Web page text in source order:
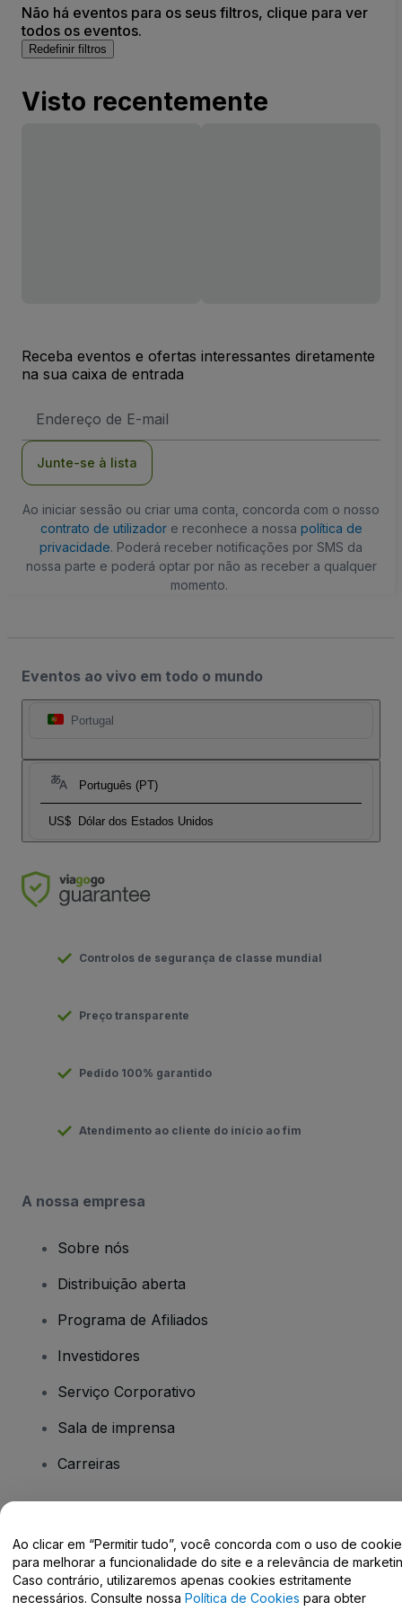
Não há eventos para os seus filtros, clique para ver
todos os eventos.
Redefinir filtros
Visto recentemente
Receba eventos e ofertas interessantes diretamente
na sua caixa de entrada
de
Junte-se à lista
Ao iniciar sessão ou criar uma conta, concorda com o nosso
contrato de utilizadore reconhece a nossa política de
privacidade. Poderá receber notificações por SMS da
nossa parte e poderá optar por não as receber a qualquer
momento.
Eventos ao vivo em todo o mundo
Portugal
Português (PT)
US$ Dólar dos Estados Unidos
Controlos de segurança de classe mundial
Preço transparente
Pedido 100% garantido
Atendimento ao cliente do início ao fim
A nossa empresa
Sobre nós
Distribuição aberta
Programa de Afiliados
Investidores
Serviço Corporativo
Sala de imprensa
Carreiras
Centro de Ajuda / Fale Conosco
Ao clicar em “Permitir tudo”, você concorda com o uso de
para melhorar a funcionalidade do site e a relevância de
Caso contrário, utilizaremos apenas cookies estritamente
necessários. Consulte nossa Política de Cookies para obter